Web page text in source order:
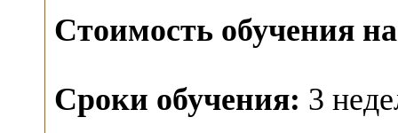
Стоимость обучения
Сроки обучения: 3